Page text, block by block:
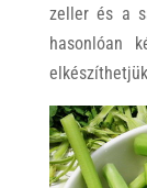
zeller és a
hasonlóan